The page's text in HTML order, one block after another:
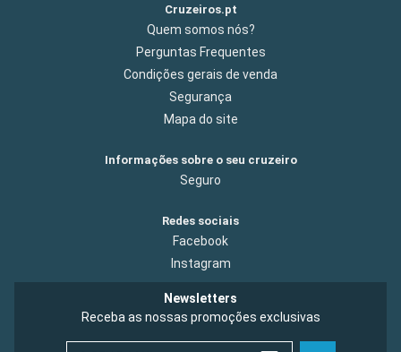
Cruzeiros.pt
Quem somos nós?
Perguntas Frequentes
Condições gerais de venda
Segurança
Mapa do site
Informações sobre o seu cruzeiro
Seguro
Redes sociais
Facebook
Instagram
Newsletters
Receba as nossas promoções exclusivas